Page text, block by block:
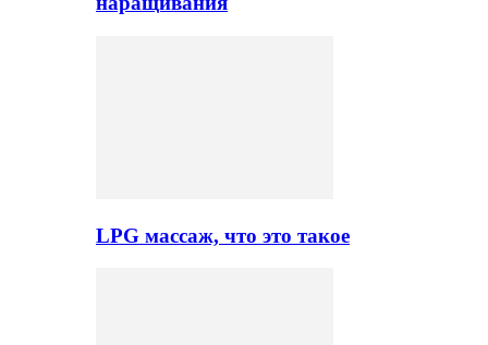
LPG массаж, что это такое